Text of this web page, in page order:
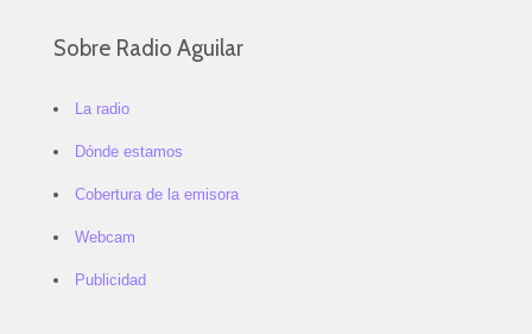
Sobre Radio Aguilar
La radio
Dónde estamos
Cobertura de la emisora
Webcam
Publicidad